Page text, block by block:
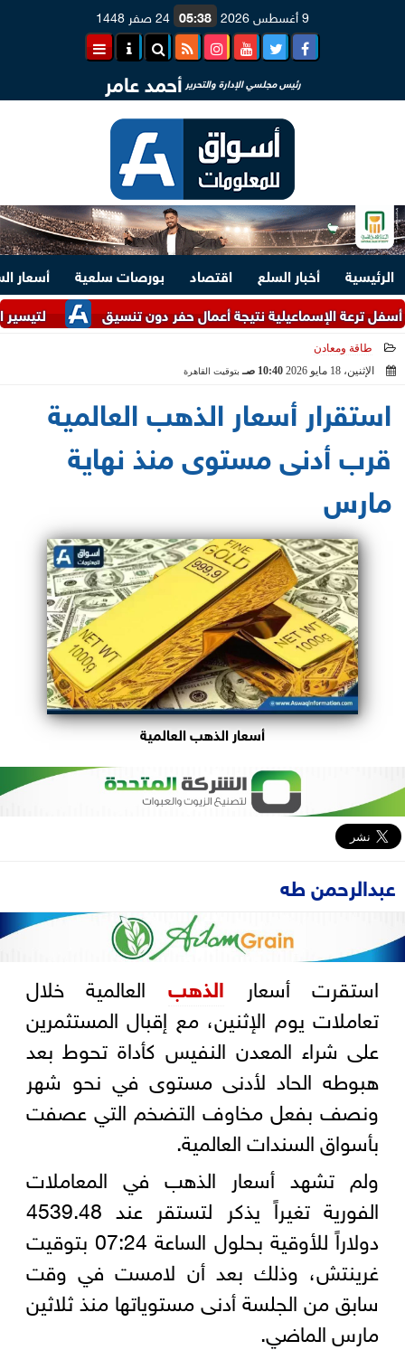
9 أغسطس 2026 05:38 24 صفر 1448
رئيس مجلسي الإدارة والتحرير أحمد عامر
الرئيسية أخبار السلع اقتصاد بورصات سلعية
أسعار
لتيسير الإجراءات..
الإسماعيلية نتيجة أعمال حفر دون تنسيق
طاقة ومعادن
الإثنين، 18 مايو 2026
10:40 صـ بتوقيت القاهرة
استقرار أسعار الذهب العالمية
قرب أدنى مستوى منذ نهاية
مارس
أسعار الذهب العالمية
عبدالرحمن طه
استقرت أسعار الذهب العالمية خلال
تعاملات يوم الإثنين، مع إقبال المستثمرين
على شراء المعدن النفيس كأداة تحوط بعد
هبوطه الحاد لأدنى مستوى في نحو شهر
ونصف بفعل مخاوف التضخم التي عصفت
بأسواق السندات العالمية.
ولم تشهد أسعار الذهب في المعاملات
الفورية تغيراً يذكر لتستقر عند 4539.48
دولاراً للأوقية بحلول الساعة 07:24 بتوقيت
غرينتش، وذلك بعد أن لامست في وقت
سابق من الجلسة أدنى مستوياتها منذ ثلاثين
مارس الماضي.